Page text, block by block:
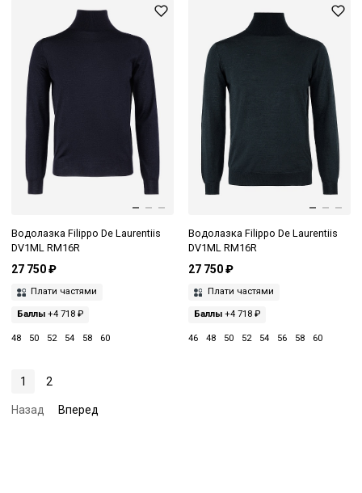
Водолазка Filippo De Laurentiis
DV1ML RM16R
27 750 ₽
Плати частями
Баллы +4 718 ₽
48 50 52 54 58 60
Водолазка Filippo De Laurentiis
DV1ML RM16R
27 750 ₽
Плати частями
Баллы+4 718 ₽
46 48 50 52 54 56 58 60
1 2
Назад Вперед